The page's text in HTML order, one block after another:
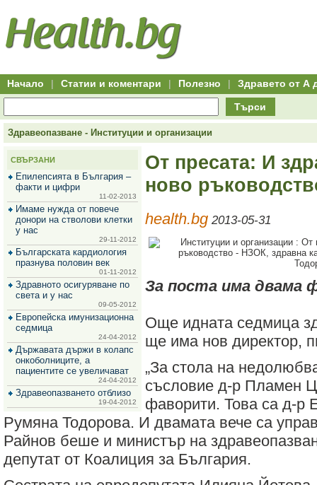
Всички
офети
за
Hitro.bg
Всички
оферти
Hitro.bg
оферти
Hitro.bg
във
всички
оферти
Всички
оферти
групово
намаление
Промоции,
Сайтът
зехтин
маслини
пазаруване
изгодни
оферти
50+
начало
Клуб
Начало | Статии и коментари | Полезно | Здравето от А
Търси
Здравеопазване - Институции и организации
СВЪРЗАНИ
Епилепсията в България –
факти и цифри
11-02-2013
Имаме нужда от повече
донори на стволови клетки
у нас
29-11-2012
Българската кардиология
празнува половин век
01-11-2012
Здравното осигуряване по
света и у нас
09-05-2012
Европейска имунизационна
седмица
24-04-2012
Държавата държи в колапс
онкоболниците, а
пациентите се увеличават
24-04-2012
Здравеопазването отблизо
19-04-2012
От пресата: И
ново
health.bg 2013-05-31
За поста има двама
Още идната седмица
ще има нов директор,
„За стола на
съсловие д-р Пламен
фаворити. Това са д-р
Румяна Тодорова. И двамата вече са
Райнов беше и министър на
депутат от Коалиция за България.